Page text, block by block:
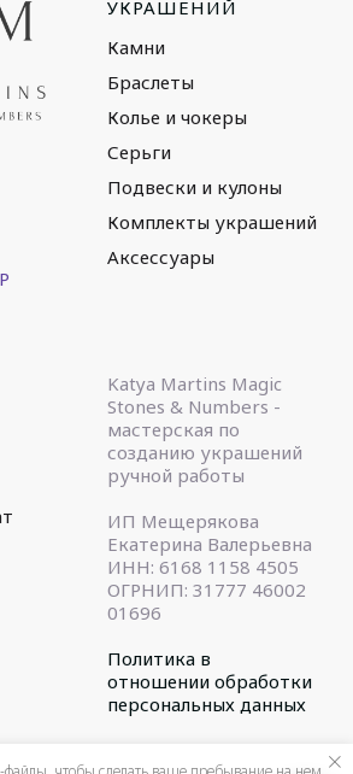
УКРАШЕНИЙ
Камни
Браслеты
Колье и чокеры
Серьги
Подвески и кулоны
Комплекты украшений
Аксессуары
Katya Martins Magic
Stones & Numbers -
мастерская по
созданию украшений
ручной работы
ИП Мещерякова
Екатерина Валерьевна
ИНН: 6168 1158 4505
ОГРНИП: 31777 46002
01696
Политика в
отношении обработки
персональных данных